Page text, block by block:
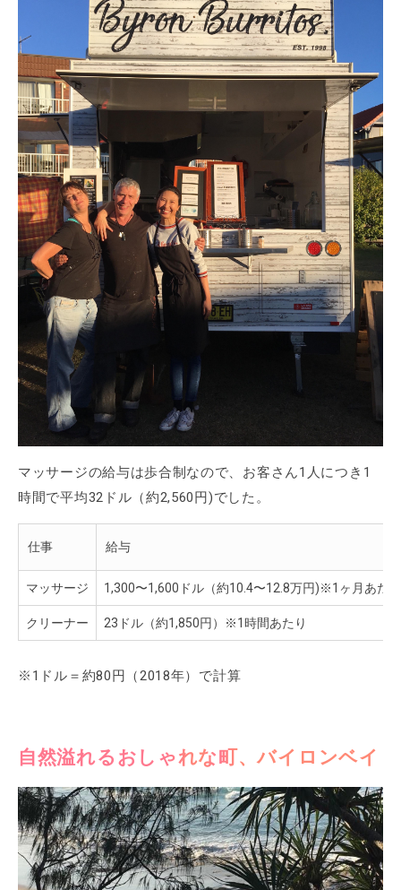
マッサージの給与は歩合制なので、お客さん1人につき1
時間で平均32ドル（約2,560円)でした。
仕事 給与
マッサージ 1,300〜1,600ドル（約10.4〜12.8万円)※1ヶ月あたり
クリーナー 23ドル（約1,850円）※1時間あたり
※1ドル＝約80円（2018年）で計算
自然溢れるおしゃれな町、バイロンベイ